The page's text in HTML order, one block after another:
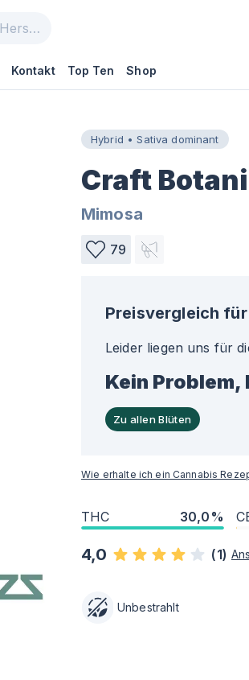
Kontakt Top Ten Shop
Hybrid • Sativa dominant
Craft
Mimosa
79
Preisvergleich für
Leider liegen uns für
Kein
Zu allen Blüten
Wie erhalte ich ein Cannabis
THC 30,0%
4,0 (1)
Unbestrahlt